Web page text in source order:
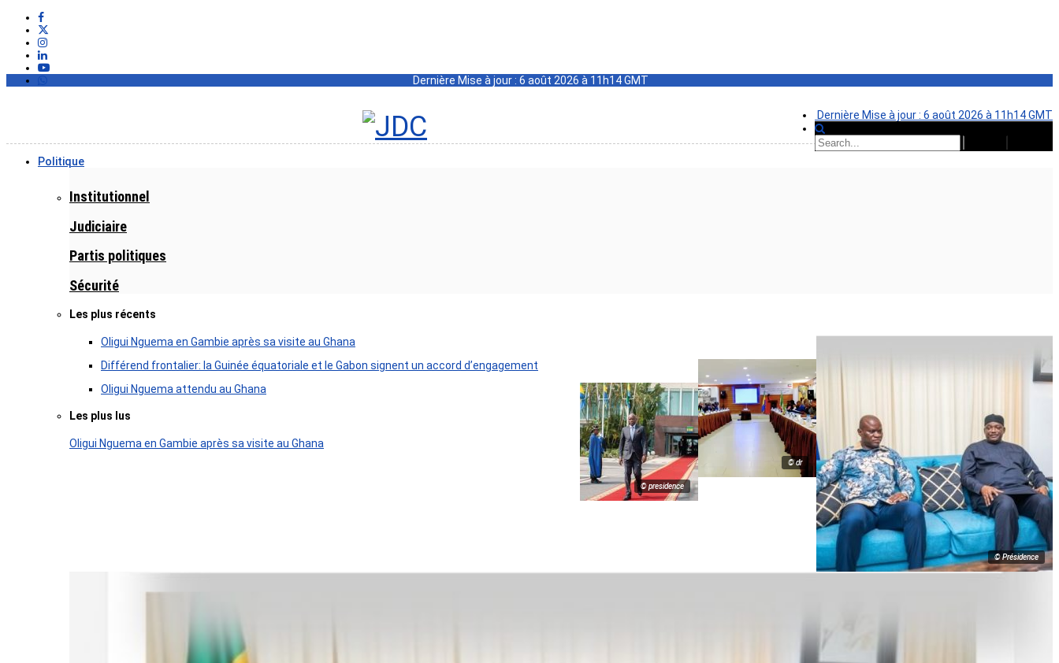
Dernière Mise à jour : 6 août 2026 à 11h14 GMT
Dernière Mise à jour : 6 août 2026 à 11h14 GMT
Politique
Institutionnel
Judiciaire
Partis politiques
Sécurité
Les plus récents
© Présidence
Oligui Nguema en Gambie après sa visite au Ghana
© dr
Différend frontalier: la Guinée équatoriale et le Gabon signent un accord d’engagement
© presidence
Oligui Nguema attendu au Ghana
Les plus lus
Oligui Nguema en Gambie après sa visite au Ghana